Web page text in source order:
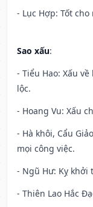
- Lục Hợp: Tốt cho
Sao xấu:
- Tiểu Hao: Xấu
lộc.
- Hoang Vu: Xấu
- Hà khôi, Cẩu
mọi công việc.
- Ngũ Hư: Kỵ khởi
- Thiên Lao Hắc